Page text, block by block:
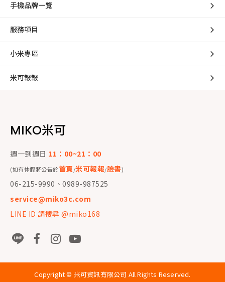
手機品牌一覽
服務項目
小米專區
米可報報
MIKO米可
週一到週日 11：00~21：00
(如有休假將公告於首頁/米可報報/臉書)
06-215-9990、0989-987525
service@miko3c.com
LINE ID 請搜尋 @miko168
Copyright © 米可資訊有限公司 All Rights Reserved.